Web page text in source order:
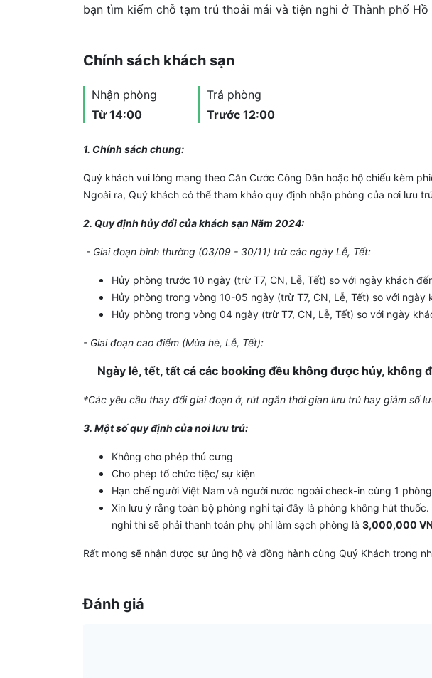
bạn tìm kiếm chỗ tạm trú thoải mái và tiện nghi ở Thành phố
Chính sách khách sạn
Nhận phòng
Từ 14:00
Trả phòng
Trước 12:00
1. Chính sách chung:
Quý khách vui lòng mang theo Căn Cước Công Dân hoặc hộ chiếu kèm
Ngoài ra, Quý khách có thể tham khảo quy định nhận phòng của nơi lưu
2. Quy định hủy đổi của khách sạn Năm 2024:
- Giai đoạn bình thường (03/09 - 30/11) trừ các ngày Lễ, Tết:
Hủy phòng trước 10 ngày (trừ T7, CN, Lễ, Tết) so với ngày khách
Hủy phòng trong vòng 10-05 ngày (trừ T7, CN, Lễ, Tết) so với
Hủy phòng trong vòng 04 ngày (trừ T7, CN, Lễ, Tết) so với ngày
- Giai đoạn cao điểm (Mùa hè, Lễ, Tết):
Ngày lễ, tết, tất cả các booking đều không được hủy, không
*Các yêu cầu thay đổi giai đoạn ở, rút ngắn thời gian lưu trú hay giảm số
3. Một số quy định của nơi lưu trú:
Không cho phép thú cưng
Cho phép tổ chức tiệc/ sự kiện
Hạn chế người Việt Nam và người nước ngoài check-in cùng 1
Xin lưu ý rằng toàn bộ phòng nghỉ tại đây là phòng không hút
nghỉ thì sẽ phải thanh toán phụ phí làm sạch phòng là 3,000,000
Rất mong sẽ nhận được sự ủng hộ và đồng hành cùng Quý Khách trong
Đánh giá